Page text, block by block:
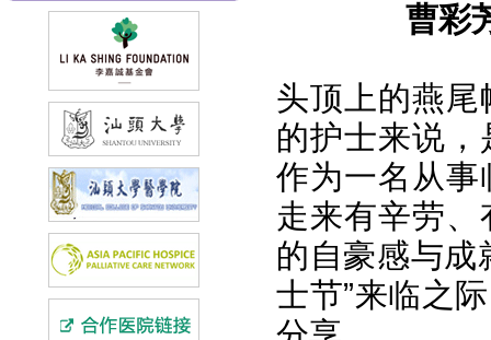
曹彩
头顶上的燕
的护士来说
作为一名从
走来有辛劳
的自豪感与成
士节”来临之